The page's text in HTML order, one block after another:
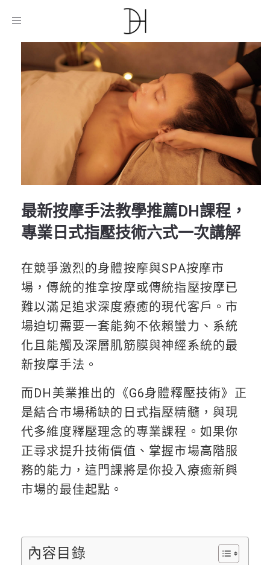
Toggle
課程介紹/
課程，專業日式指壓技術六式一次講解
最新按摩手法教學推薦DH課程，
專業日式指壓技術六式一次講解
在競爭激烈的身體按摩與SPA按摩市
場，傳統的推拿按摩或傳統指壓按摩已
難以滿足追求深度療癒的現代客戶。市
場迫切需要一套能夠不依賴蠻力、系統
化且能觸及深層肌筋膜與神經系統的最
新按摩手法。
而DH美業推出的《G6身體釋壓技術》正
是結合市場稀缺的日式指壓精髓，與現
代多維度釋壓理念的專業課程。如果你
正尋求提升技術價值、掌握市場高階服
務的能力，這門課將是你投入療癒新興
市場的最佳起點。
內容目錄